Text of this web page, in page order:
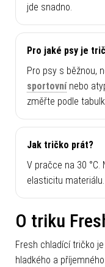
jde snadno.
Pro jaké psy je
Pro psy s běžnou,
sportovnínebo
změřte podle
Jak tričko prát?
V pračce na 30
elasticitu materiálu.
O triku
Fresh chladící tričko
hladkého a